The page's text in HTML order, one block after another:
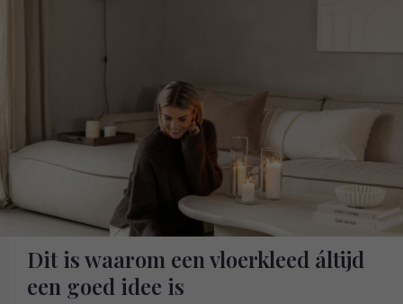
Dit is waarom een vloerkleed áltijd
een goed idee is